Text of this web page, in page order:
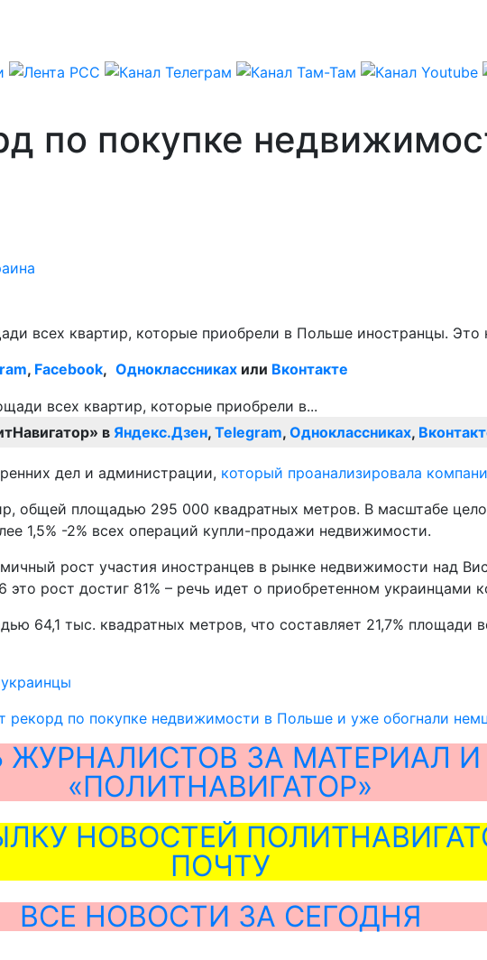
по покупке
всех квартир, которые приобрели в Польше иностранцы.
, Facebook, Одноклассниках или Вконтакте
в Яндекс.Дзен, Telegram, Одноклассниках,
дел и администрации, который проанализировала
общей площадью 295 000 квадратных метров. В масштабе
1,5% -2% всех операций купли-продажи недвижимости.
рост участия иностранцев в рынке недвижимости над
это рост достиг 81% – речь идет о приобретенном украинцами
64,1 тыс. квадратных метров, что составляет 21,7% площади
украинцы
рекорд по покупке недвижимости в Польше и уже обогнали
ЖУРНАЛИСТОВ ЗА МАТЕРИАЛ
«ПОЛИТНАВИГАТОР»
НОВОСТЕЙ
ПОЧТУ
ВСЕ НОВОСТИ ЗА СЕГОДНЯ